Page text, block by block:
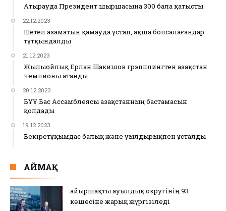
Атырауда Президент шыршасына 300 бала қатысты
22.12.2023
Шетел азаматын қамауда ұстап, ақша бопсалағандар
тұтқындалды
21.12.2023
Жылыойлық Ерлан Шакишов грэпплингтен Қазақстан
чемпионы атанды
20.12.2023
БҰҰ Бас Ассамблеясы Қазақстанның бастамасын
қолдады
19.12.2023
Бекіретұқымдас балық және уылдырықпен ұсталды
АЙМАҚ
Қайыршақты ауылдық округінің 93
көшесіне жарық жүргізіледі